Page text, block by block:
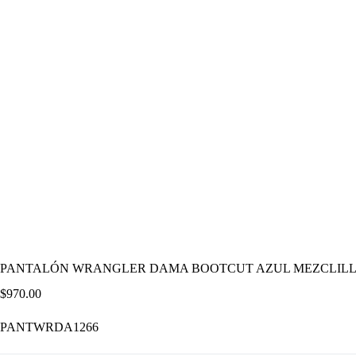
PANTALÓN WRANGLER DAMA BOOTCUT AZUL
$970.00
PANTWRDA1266